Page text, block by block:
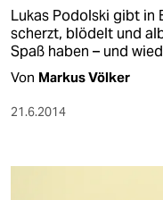
Lukas Podolski gibt in
scherzt, blödelt und
Spaß haben – und
Von Markus Völker
21.6.2014